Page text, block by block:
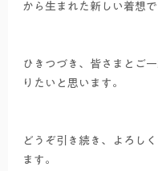
から生まれた新しい着想で
ひきつづき、皆さまとご
りたいと思います。
どうぞ引き続き、よろし
ます。